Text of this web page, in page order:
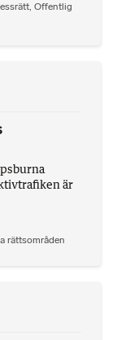
, Offentlig
är
rättsområden